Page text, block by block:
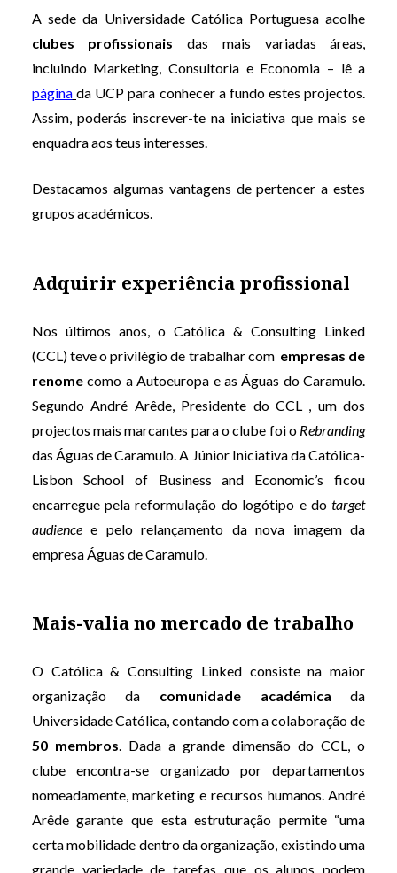
A sede da Universidade Católica Portuguesa acolhe
clubes profissionais das mais variadas áreas,
incluindo Marketing, Consultoria e Economia – lê a
página da UCP para conhecer a fundo estes projectos.
Assim, poderás inscrever-te na iniciativa que mais se
enquadra aos teus interesses.
Destacamos algumas vantagens de pertencer a estes
grupos académicos.
Adquirir experiência profissional
Nos últimos anos, o Católica & Consulting Linked
(CCL) teve o privilégio de trabalhar comempresas de
renomecomo a Autoeuropa e as Águas do Caramulo.
Segundo André Arêde, Presidente do CCL , um dos
projectos mais marcantes para o clube foi o Rebranding
das Águas de Caramulo. A Júnior Iniciativa da Católica-
Lisbon School of Business and Economic’s ficou
encarregue pela reformulação do logótipo e dotarget
audiencee pelo relançamento da nova imagem da
empresa Águas de Caramulo.
Mais-valia no mercado de trabalho
O Católica & Consulting Linked consiste na maior
organização da comunidade académica da
Universidade Católica, contando com a colaboração de
50 membros. Dada a grande dimensão do CCL, o
clube encontra-se organizado por departamentos
nomeadamente, marketing e recursos humanos. André
Arêde garante que esta estruturação permite “uma
certa mobilidade dentro da organização, existindo uma
grande variedade de tarefas que os alunos podem